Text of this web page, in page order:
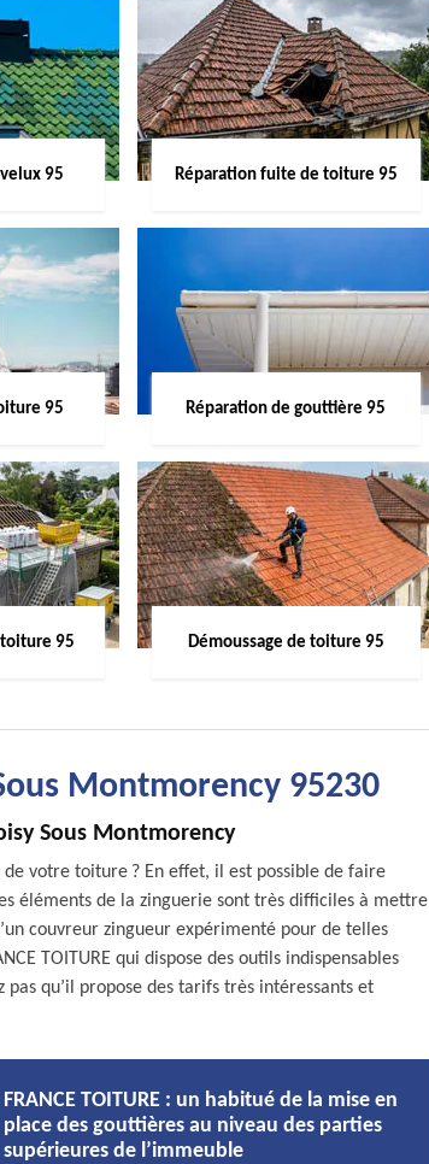
95 Réparation fuite de toiture 95
95 Réparation de gouttière 95
toiture 95 Démoussage de toiture 95
Montmorency 95230
Sous Montmorency
votre toiture ? En effet, il est possible de faire
éléments de la zinguerie sont très difficiles à mettre
couvreur zingueur expérimenté pour de telles
TOITURE qui dispose des outils indispensables
qu’il propose des tarifs très intéressants et
FRANCE TOITURE : un habitué de la mise en
place des gouttières au niveau des parties
supérieures de l’immeuble